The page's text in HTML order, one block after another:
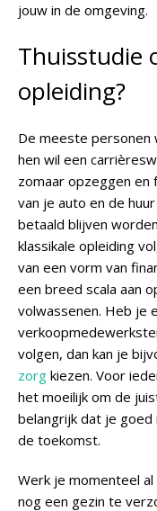
jouw in de omgeving.
Thuisstudie
opleiding?
De meeste personen
hen wil een
zomaar opzeggen en
van je auto en de
betaald blijven
klassikale opleiding
van een vorm van
een breed scala aan
volwassenen. Heb je
volgen, dan kan je
zorg kiezen. Voor
het moeilijk om de
belangrijk dat je
de toekomst.
Werk je momenteel
nog een gezin te